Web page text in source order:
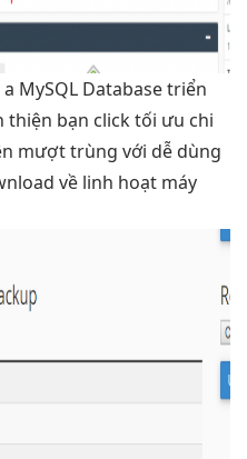
MySQL Databasetriển
thiện bạn clicktối ưu chi
mượttrùng với dễ dùng
về linh hoạt máy